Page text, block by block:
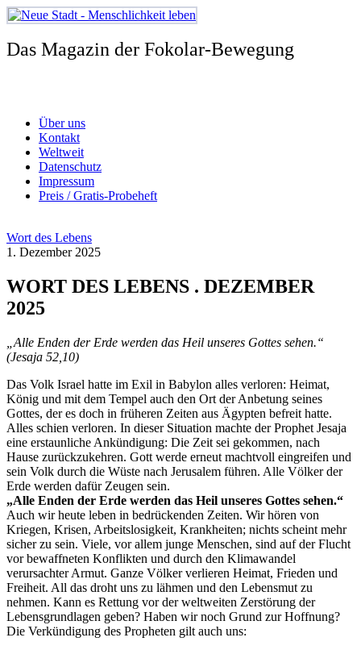
Zum
Inhalt
springen
Das Magazin der Fokolar-Bewegung
Über uns
Kontakt
Weltweit
Datenschutz
Impressum
Preis / Gratis-Probeheft
Wort des Lebens
1. Dezember 2025
WORT DES LEBENS . DEZEMBER
2025
„Alle Enden der Erde werden das Heil unseres Gottes sehen.“
(Jesaja 52,10)
Das Volk Israel hatte im Exil in Babylon alles verloren: Heimat,
König und mit dem Tempel auch den Ort der Anbetung seines
Gottes, der es doch in früheren Zeiten aus Ägypten befreit hatte.
Alles schien verloren. In dieser Situation machte der Prophet Jesaja
eine erstaunliche Ankündigung: Die Zeit sei gekommen, nach
Hause zurückzukehren. Gott werde erneut machtvoll eingreifen und
sein Volk durch die Wüste nach Jerusalem führen. Alle Völker der
Erde werden dafür Zeugen sein.
„Alle Enden der Erde werden das Heil unseres Gottes sehen.“
Auch wir heute leben in bedrückenden Zeiten. Wir hören von
Kriegen, Krisen, Arbeitslosigkeit, Krankheiten; nichts scheint mehr
sicher zu sein. Viele, vor allem junge Menschen, sind auf der Flucht
vor bewaffneten Konflikten und durch den Klimawandel
verursachter Armut. Ganze Völker verlieren Heimat, Frieden und
Freiheit. All das droht uns zu lähmen und den Lebensmut zu
nehmen. Kann es Rettung vor der weltweiten Zerstörung der
Lebensgrundlagen geben? Haben wir noch Grund zur Hoffnung?
Die Verkündigung des Propheten gilt auch uns: